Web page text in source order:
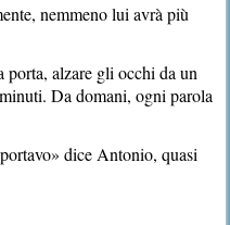
nemmeno lui avrà più
porta, alzare gli occhi da un
Da domani, ogni parola
dice Antonio, quasi